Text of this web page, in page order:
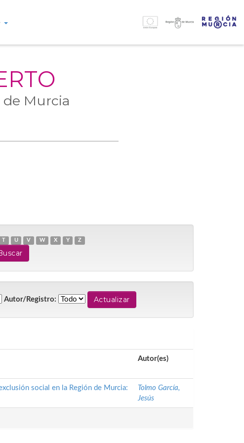
Murcia
U V W X Y Z
Autor/Registro:
Autor(es)
social en la Región de Murcia:
Tolmo García,
Jesús